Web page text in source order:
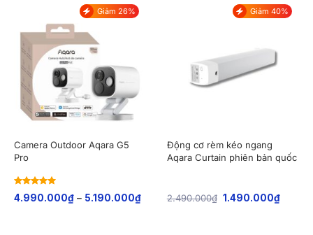
Giảm 26%
Camera Outdoor Aqara G5
Pro
Rated 5out
of 5
4.990.000₫– 5.190.000₫
Giảm 40%
Động cơ rèm kéo ngang
Aqara Curtain phiên bản quốc
2.490.000₫ 1.490.000₫